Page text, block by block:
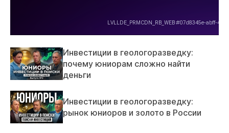
Инвестиции в геологоразведку:
почему юниорам сложно найти
деньги
Инвестиции в геологоразведку:
рынок юниоров и золото в России